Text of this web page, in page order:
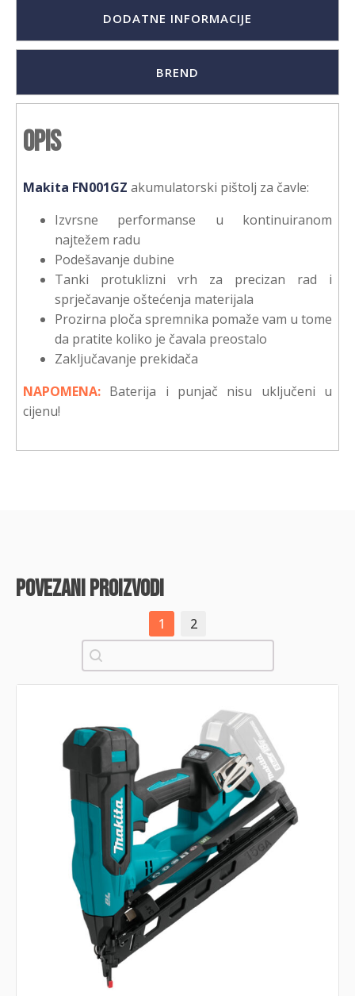
DODATNE INFORMACIJE
BREND
Opis
Makita FN001GZ akumulatorski pištolj za čavle:
Izvrsne performanse u kontinuiranom
najtežem radu
Podešavanje dubine
Tanki protuklizni vrh za precizan rad i
sprječavanje oštećenja materijala
Prozirna ploča spremnika pomaže vam u tome
da pratite koliko je čavala preostalo
Zaključavanje prekidača
NAPOMENA: Baterija i punjač nisu uključeni u
cijenu!
povezani proizvodi
1
2
Pretraži